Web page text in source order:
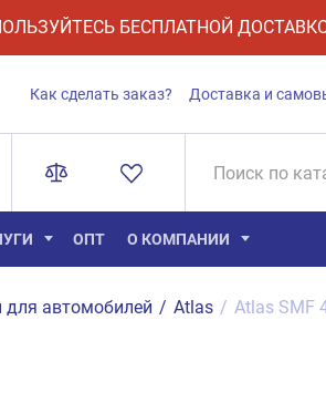
БЕСПЛАТНОЙ
Как сделать заказ? Доставка и
ОПТ О КОМПАНИИ
автомобилей / Atlas / Atlas SMF